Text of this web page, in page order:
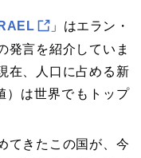
」はエラン・
発言を紹介していま
在、人口に占める新
）は世界でもトップ
てきたこの国が、今